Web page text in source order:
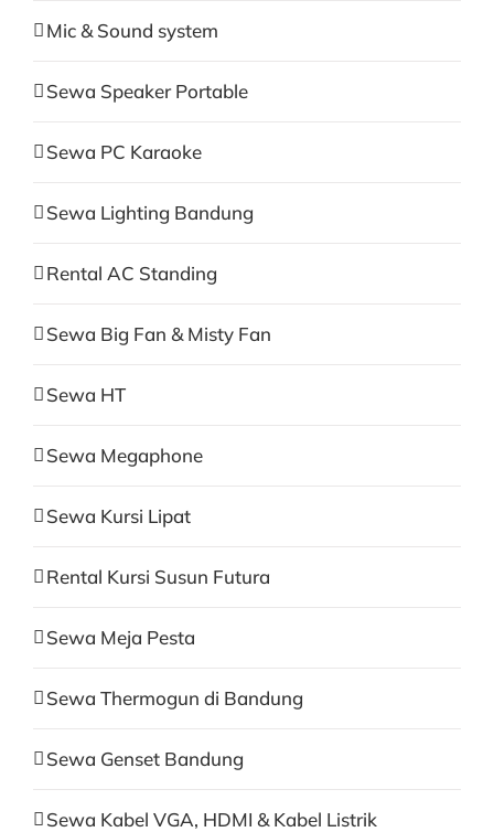
Mic & Sound system
Sewa Speaker Portable
Sewa PC Karaoke
Sewa Lighting Bandung
Rental AC Standing
Sewa Big Fan & Misty Fan
Sewa HT
Sewa Megaphone
Sewa Kursi Lipat
Rental Kursi Susun Futura
Sewa Meja Pesta
Sewa Thermogun di Bandung
Sewa Genset Bandung
Sewa Kabel VGA, HDMI & Kabel Listrik